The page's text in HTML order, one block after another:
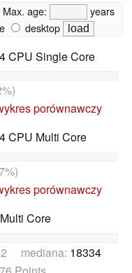
Max. age:
years
desktop
CPU Single Core
porównawczy
CPU Multi Core
porównawczy
Core
mediana: 18334